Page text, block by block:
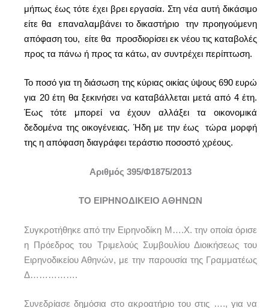
μήπως έως τότε έχει βρει εργασία. Στη νέα αυτή δικάσιμο
είτε θα επαναλαμβάνει το δικαστήριο την προηγούμενη
απόφαση του, είτε θα προσδιορίσει εκ νέου τις καταβολές
προς τα πάνω ή προς τα κάτω, αν συντρέχει περίπτωση.
Το ποσό για τη διάσωση της κύριας οικίας ύψους 690 ευρώ
για 20 έτη θα ξεκινήσει να καταβάλλεται μετά από 4 έτη.
Έως τότε μπορεί να έχουν αλλάξει τα οικονομικά
δεδομένα της οικογένειας. Ήδη με την έως τώρα μορφή
της η απόφαση διαγράφει τεράστιο ποσοστό χρέους.
Αριθμός 395/Φ1875/2013
ΤΟ ΕΙΡΗΝΟΔΙΚΕΙΟ ΑΘΗΝΩΝ
Συγκροτήθηκε από την Ειρηνοδίκη Μ….Χ. την οποία όρισε
η Πρόεδρος του Τριμελούς Συμβουλίου Διοικήσεως του
Ειρηνοδικείου Αθηνών, με την παρουσία της Γραμματέως
Δ…………….
Συνεδρίασε δημόσια στο ακροατήριο του στις …., για να